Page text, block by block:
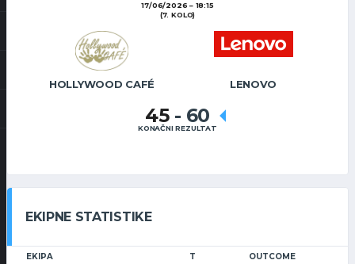
17/06/2026
18:15
(7. KOLO)
HOLLYWOOD CAFÉ LENOVO
45 - 60
KONAČNI REZULTAT
EKIPNE STATISTIKE
EKIPA T OUTCOME